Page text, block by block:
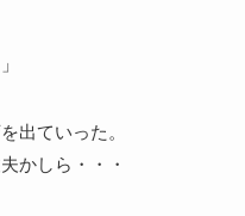
出ていった。
かしら・・・